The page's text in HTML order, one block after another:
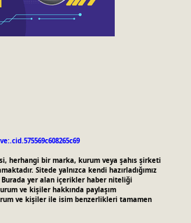
herhangi bir marka, kurum veya şahıs şirketi
Sitede yalnızca kendi hazırladığımız
Burada yer alan içerikler haber niteliği
ve kişiler hakkında paylaşım
ve kişiler ile isim benzerlikleri tamamen